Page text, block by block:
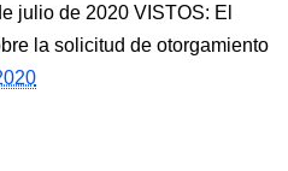
julio de 2020 VISTOS: El
la solicitud de otorgamiento